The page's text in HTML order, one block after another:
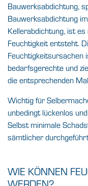
Bauwerksabdichtung,
Bauwerksabdichtung
Kellerabdichtung, ist
Feuchtigkeit entsteht.
Feuchtigkeitsursachen
bedarfsgerechte und
die entsprechenden
Wichtig für
unbedingt lückenlos
Selbst minimale
sämtlicher
WIE KÖNNEN